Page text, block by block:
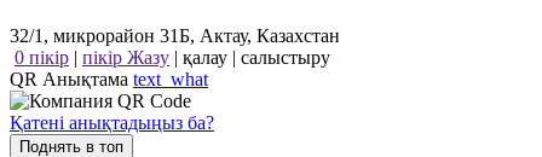
32/1, микрорайон 31Б, Актау, Казахстан
0 пікір | пікір Жазу | қалау | салыстыру
QR Анықтама text_what
Қатені анықтадыңыз ба?
Поднять в топ